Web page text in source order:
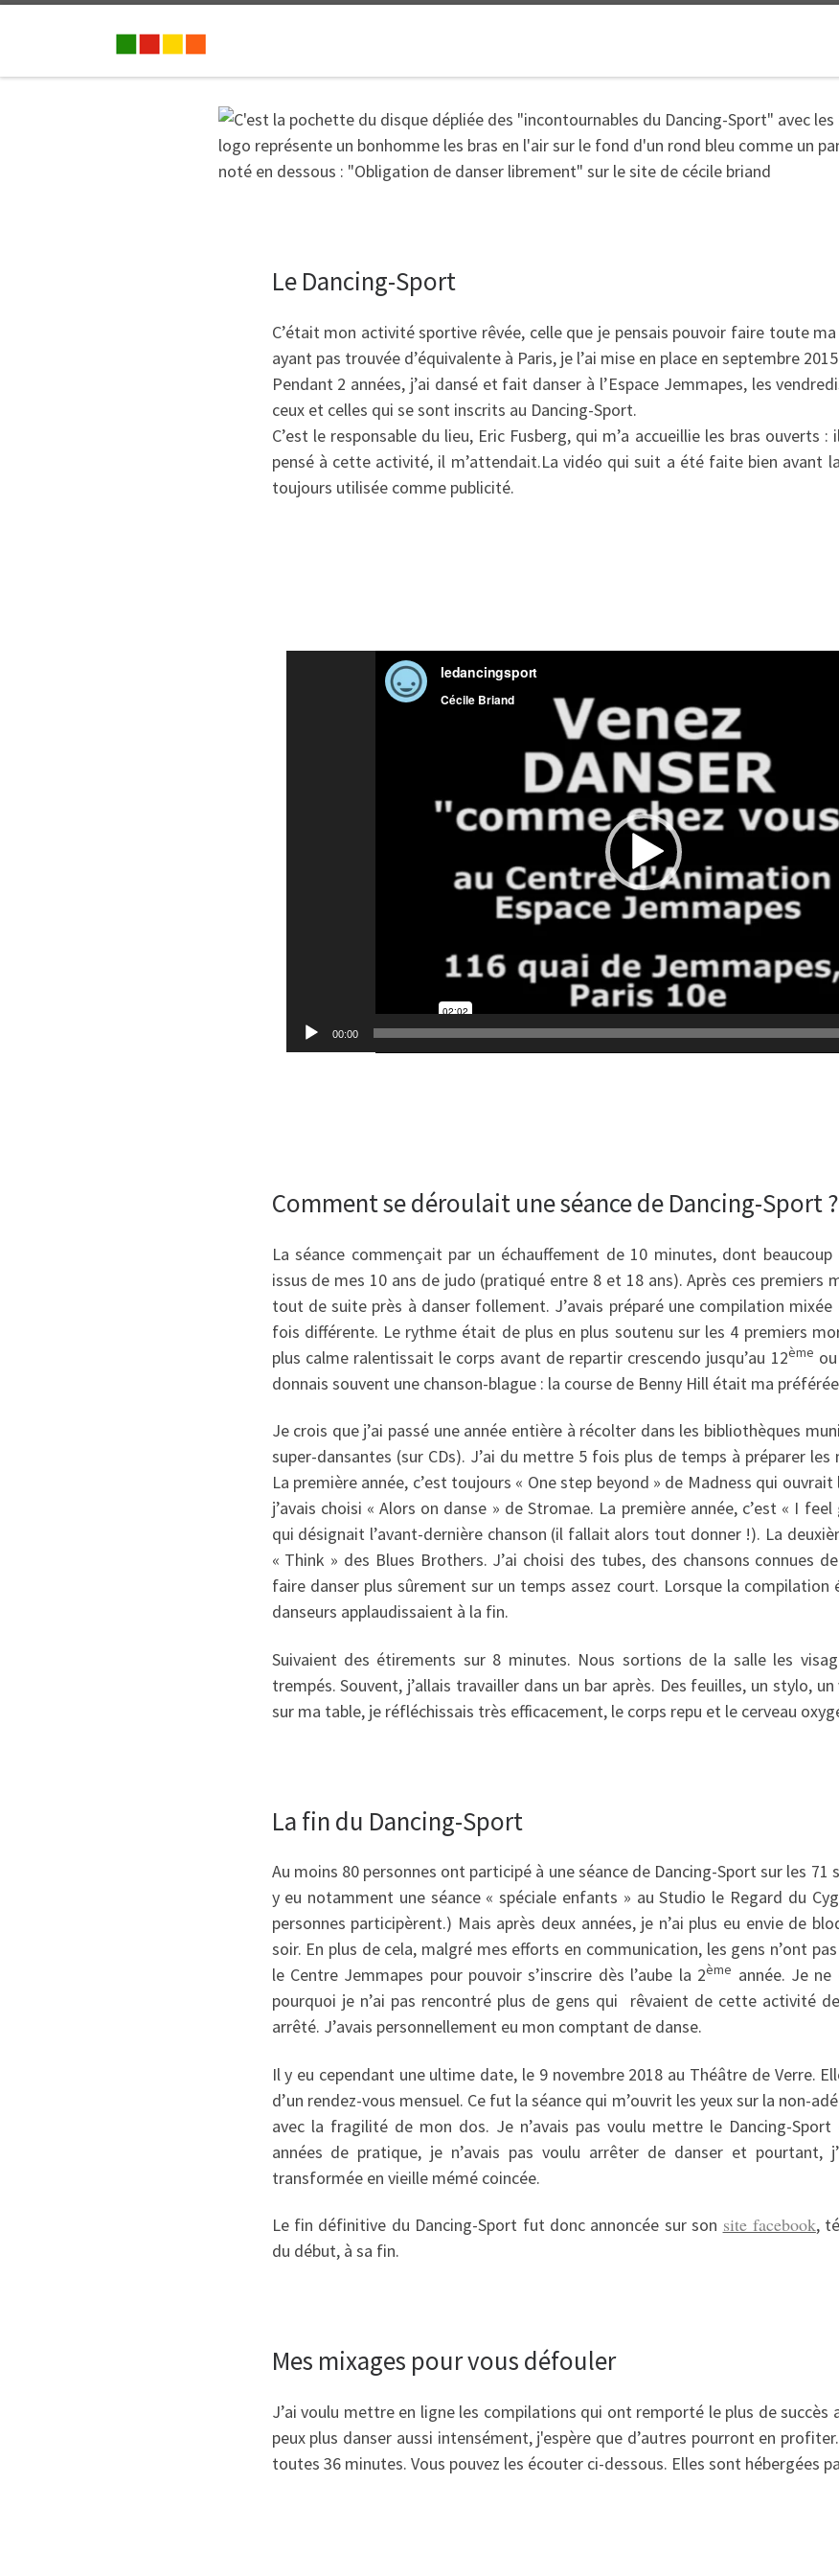
Le Dancing-Sport
C’était mon activité sportive rêvée, celle que je pensais pouvoir faire toute ma
ayant pas trouvée d’équivalente à Paris, je l’ai mise en place en septembre
Pendant 2 années, j’ai dansé et fait danser à l’Espace Jemmapes, les
ceux et celles qui se sont inscrits au Dancing-Sport.
C’est le responsable du lieu, Eric Fusberg, qui m’a accueillie les bras ouverts
pensé à cette activité, il m’attendait.La vidéo qui suit a été faite bien avant
toujours utilisée comme publicité.
00:00
Comment se déroulait une séance de Dancing-Sport ?
La séance commençait par un échauffement de 10 minutes, dont
issus de mes 10 ans de judo (pratiqué entre 8 et 18 ans). Après ces premiers
tout de suite près à danser follement. J’avais préparé une compilation
fois différente. Le rythme était de plus en plus soutenu sur les 4 premiers
plus calme ralentissait le corps avant de repartir crescendo jusqu’au 12ème
donnais souvent une chanson-blague : la course de Benny Hill était ma
Je crois que j’ai passé une année entière à récolter dans les bibliothèques
super-dansantes (sur CDs). J’ai du mettre 5 fois plus de temps à préparer les
La première année, c’est toujours « One step beyond » de Madness qui ouvrait
j’avais choisi « Alors on danse » de Stromae. La première année, c’est « I
qui désignait l’avant-dernière chanson (il fallait alors tout donner !). La
« Think » des Blues Brothers. J’ai choisi des tubes, des chansons connues
faire danser plus sûrement sur un temps assez court. Lorsque la
danseurs applaudissaient à la fin.
Suivaient des étirements sur 8 minutes. Nous sortions de la salle les
trempés. Souvent, j’allais travailler dans un bar après. Des feuilles, un stylo,
sur ma table, je réfléchissais très efficacement, le corps repu et le cerveau
La fin du Dancing-Sport
Au moins 80 personnes ont participé à une séance de Dancing-Sport sur les 71
y eu notamment une séance « spéciale enfants » au Studio le Regard du
personnes participèrent.) Mais après deux années, je n’ai plus eu envie de
soir. En plus de cela, malgré mes efforts en communication, les gens n’ont
le Centre Jemmapes pour pouvoir s’inscrire dès l’aube la 2ème année. Je
pourquoi je n’ai pas rencontré plus de gens qui rêvaient de cette activité
arrêté. J’avais personnellement eu mon comptant de danse.
Il y eu cependant une ultime date, le 9 novembre 2018 au Théâtre de Verre.
d’un rendez-vous mensuel. Ce fut la séance qui m’ouvrit les yeux sur la non-
avec la fragilité de mon dos. Je n’avais pas voulu mettre le Dancing-Sport
années de pratique, je n’avais pas voulu arrêter de danser et pourtant,
transformée en vieille mémé coincée.
Le fin définitive du Dancing-Sport fut donc annoncée sur son site facebook,
du début, à sa fin.
Mes mixages pour vous défouler
J’ai voulu mettre en ligne les compilations qui ont remporté le plus de succès
peux plus danser aussi intensément, j'espère que d’autres pourront en
toutes 36 minutes. Vous pouvez les écouter ci-dessous. Elles sont hébergées